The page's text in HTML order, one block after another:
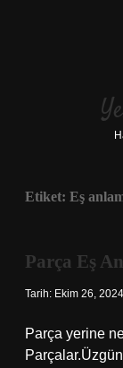
Etiket: Eş
Parça Eş
Tarih: Ekim 26, 2024
Parça yerine